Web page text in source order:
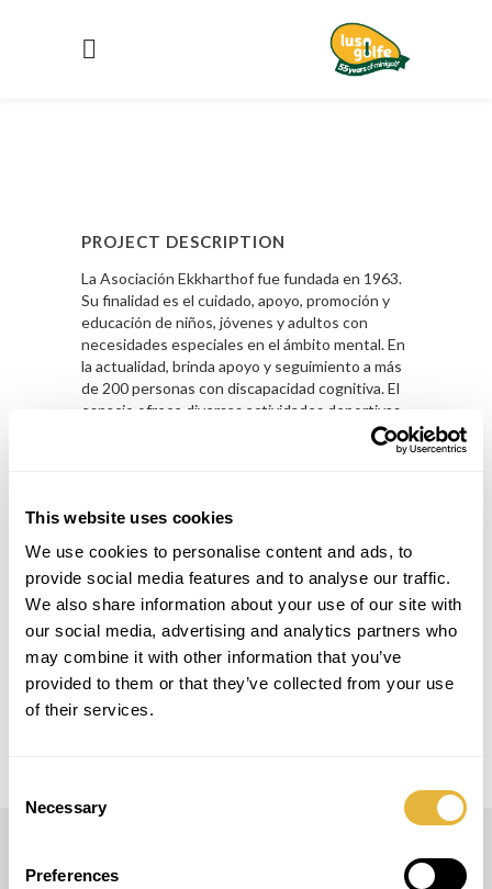
This website uses cookies
We use cookies to personalise content and ads, to
provide social media features and to analyse our traffic.
We also share information about your use of our site with
our social media, advertising and analytics partners who
may combine it with other information that you’ve
provided to them or that they’ve collected from your use
of their services.
Selection
Necessary
Preferences
PROJECT DESCRIPTION
La Asociación Ekkharthof fue fundada en 1963.
Su finalidad es el cuidado, apoyo, promoción y
educación de niños, jóvenes y adultos con
necesidades especiales en el ámbito mental. En
la actualidad, brinda apoyo y seguimiento a más
de 200 personas con discapacidad cognitiva. El
espacio ofrece diversas actividades deportivas
PROJECT DETAILS
LOCAL
Ekkharthof, 8574 Lengwil, Suiza
Easy Golf + Smart Golf
LUSOGOLFE